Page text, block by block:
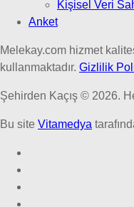
Kişisel Veri
Anket
Melekay.com hizmet
kullanmaktadır. Gizlilik
Şehirden Kaçış © 2026.
Bu site Vitamedya